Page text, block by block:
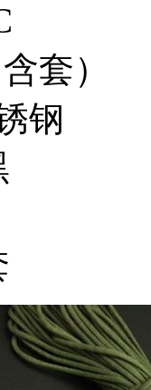
套）
钢